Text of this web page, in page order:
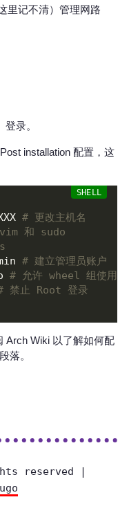
记不清）管理网路
录。
installation 配置，这
# 更改主机名
和 sudo
# 建立管理员账户
# 允许 wheel 组使用
禁止 Root 登录
Arch Wiki 以了解如何配
落。
reserved |